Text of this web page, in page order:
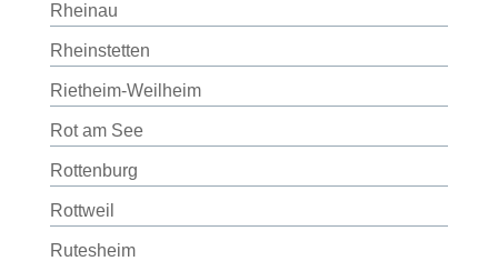
Rheinau
Rheinstetten
Rietheim-Weilheim
Rot am See
Rottenburg
Rottweil
Rutesheim